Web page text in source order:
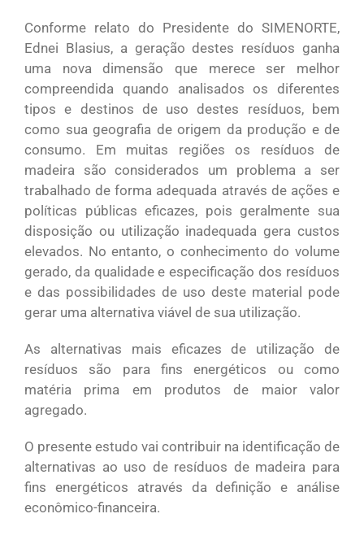
Conforme relato do Presidente do SIMENORTE,
Ednei Blasius, a geração destes resíduos ganha
uma nova dimensão que merece ser melhor
compreendida quando analisados os diferentes
tipos e destinos de uso destes resíduos, bem
como sua geografia de origem da produção e de
consumo. Em muitas regiões os resíduos de
madeira são considerados um problema a ser
trabalhado de forma adequada através de ações e
políticas públicas eficazes, pois geralmente sua
disposição ou utilização inadequada gera custos
elevados. No entanto, o conhecimento do volume
gerado, da qualidade e especificação dos resíduos
e das possibilidades de uso deste material pode
gerar uma alternativa viável de sua utilização.
As alternativas mais eficazes de utilização de
resíduos são para fins energéticos ou como
matéria prima em produtos de maior valor
agregado.
O presente estudo vai contribuir na identificação de
alternativas ao uso de resíduos de madeira para
fins energéticos através da definição e análise
econômico-financeira.